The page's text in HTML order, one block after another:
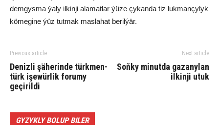
demgysma ýaly ilkinji alamatlar ýüze çykanda tiz lukmançylyk
kömegine ýüz tutmak maslahat berilýär.
Previous article
Denizli şäherinde türkmen-
türk işewürlik forumy
geçirildi
Next article
Soňky minutda gazanylan
ilkinji utuk
GYZYKLY BOLUP BILER